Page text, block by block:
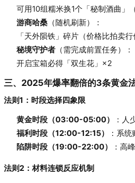
可用10组糯米换1个「秘制酒曲」
游商哈桑（随机刷新）：
「天外陨铁」碎片（价格比拍卖行
秘境守护者（需完成前置任务）：
开启宝箱必得「双生花」×2
三、2025年爆率翻倍的3条黄金
法则1：时段选择四象限
黄金时段（03:00-05:00）
：人
福利时段（12:00-12:15）
：系
陷阱时段（19:00-22:00）
：高
法则2：材料连锁反应机制